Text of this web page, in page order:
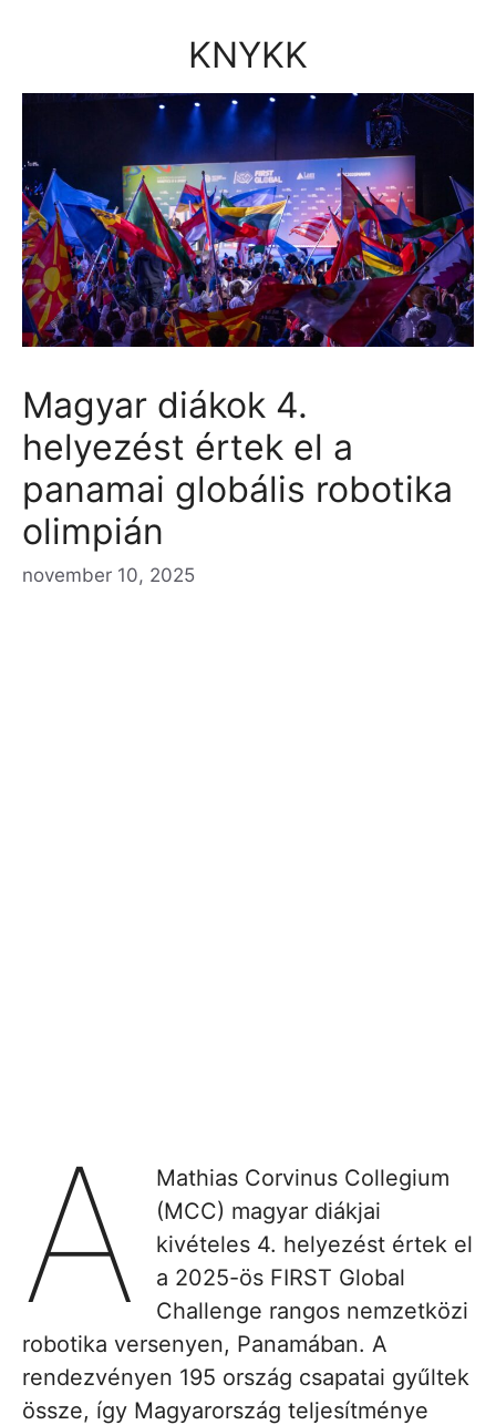
KNYKK
Magyar diákok 4.
helyezést értek el a
panamai globális robotika
olimpián
november 10, 2025
A
Mathias Corvinus Collegium
(MCC) magyar diákjai
kivételes 4. helyezést értek el
a 2025-ös FIRST Global
Challenge rangos nemzetközi
robotika versenyen, Panamában. A
rendezvényen 195 ország csapatai gyűltek
össze, így Magyarország teljesítménye